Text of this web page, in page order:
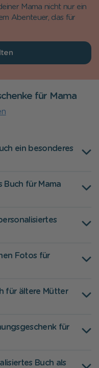
Mama nicht nur ein
Abenteuer, das für
für Mama
ein besonderes
Buch für Mama
Fotos für
für ältere Mütter
für
Buch als